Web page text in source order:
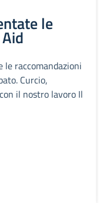
le
le raccomandazioni
Curcio,
il nostro lavoro Il